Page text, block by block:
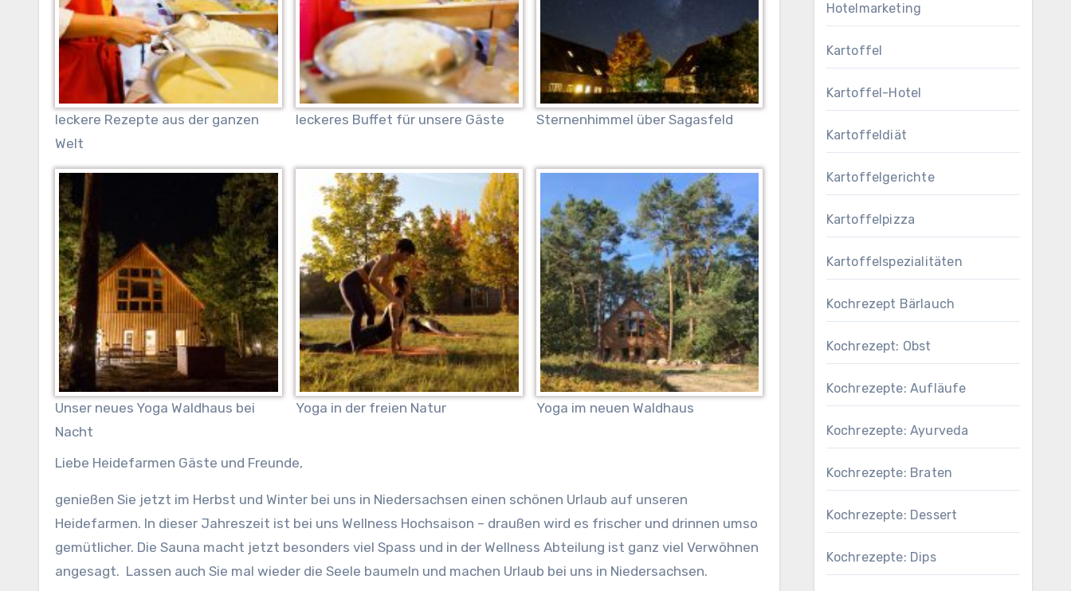
leckere Rezepte aus der ganzen
Welt
leckeres Buffet für unsere Gäste Sternenhimmel über Sagasfeld
Unser neues Yoga Waldhaus bei
Nacht
Yoga in der freien Natur Yoga im neuen Waldhaus
Liebe Heidefarmen Gäste und Freunde,
genießen Sie jetzt im Herbst und Winter bei uns in Niedersachsen einen schönen Urlaub auf unseren
Heidefarmen. In dieser Jahreszeit ist bei uns Wellness Hochsaison – draußen wird es frischer und drinnen umso
gemütlicher. Die Sauna macht jetzt besonders viel Spass und in der Wellness Abteilung ist ganz viel Verwöhnen
angesagt. Lassen auch Sie mal wieder die Seele baumeln und machen Urlaub bei uns in Niedersachsen.
Hotelmarketing
Kartoffel
Kartoffel-Hotel
Kartoffeldiät
Kartoffelgerichte
Kartoffelpizza
Kartoffelspezialitäten
Kochrezept Bärlauch
Kochrezept: Obst
Kochrezepte: Aufläufe
Kochrezepte: Ayurveda
Kochrezepte: Braten
Kochrezepte: Dessert
Kochrezepte: Dips